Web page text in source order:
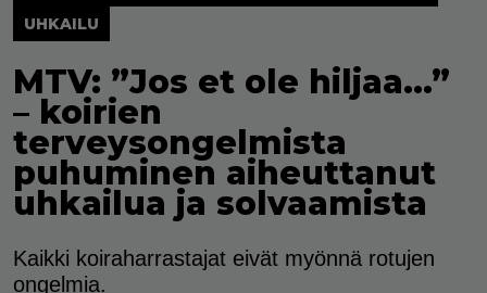
UHKAILU
MTV: ”Jos et ole hiljaa…”
– koirien
terveysongelmista
puhuminen aiheuttanut
uhkailua ja solvaamista
Kaikki koiraharrastajat eivät myönnä rotujen
ongelmia.